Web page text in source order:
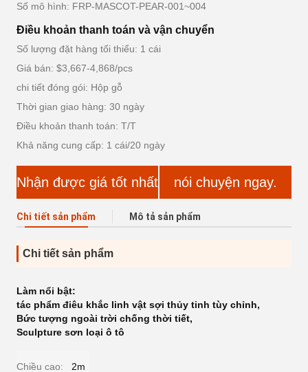
Số mô hình: FRP-MASCOT-PEAR-001~004
Điều khoản thanh toán và vận chuyển
Số lượng đặt hàng tối thiểu: 1 cái
Giá bán: $3,667-4,868/pcs
chi tiết đóng gói: Hộp gỗ
Thời gian giao hàng: 30 ngày
Điều khoản thanh toán: T/T
Khả năng cung cấp: 1 cái/20 ngày
Nhận được giá tốt nhất nói chuyện ngay.
Chi tiết sản phẩm Mô tả sản phẩm
Chi tiết sản phẩm
Làm nổi bật:
tác phẩm điêu khắc linh vật sợi thủy tinh tùy chỉnh,
Bức tượng ngoài trời chống thời tiết,
Sculpture sơn loại ô tô
Chiều cao: 2m